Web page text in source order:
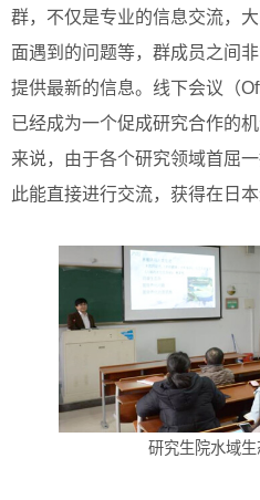
群，不仅是专业的信息交流，
面遇到的问题等，群成员之间
提供最新的信息。线下会议（
已经成为一个促成研究合作的
来说，由于各个研究领域首屈
此能直接进行交流，获得在日本
研究生院水域